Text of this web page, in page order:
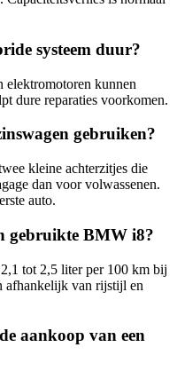
systeem duur?
elektromotoren kunnen
dure reparaties voorkomen.
gebruiken?
kleine achterzitjes die
dan voor volwassenen.
auto.
gebruikte BMW i8?
tot 2,5 liter per 100 km bij
afhankelijk van rijstijl en
aankoop van een